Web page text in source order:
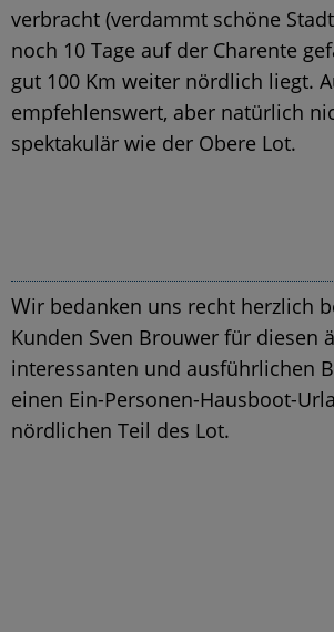
verbracht (verdammt schöne
noch 10 Tage auf der Charente
gut 100 Km weiter nördlich liegt.
empfehlenswert, aber natürlich
spektakulär wie der Obere Lot.
Wir bedanken uns recht herzlich
Kunden Sven Brouwer für diesen
interessanten und ausführlichen
einen Ein-Personen-Hausboot-
nördlichen Teil des Lot.